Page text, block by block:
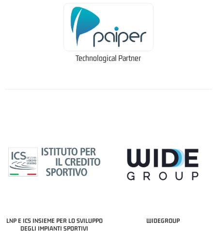
Technological Partner
LNP E ICS INSIEME PER LO SVILUPPO
DEGLI IMPIANTI SPORTIVI
WIDEGROUP